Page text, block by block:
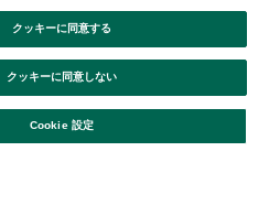
並び替え
ヌーンティー)公式オンラインストアで
は、
などの生活雑貨、紅茶・焼き菓子など、
品をご用意しています。
Cookie 設定
クッキーに同意しない
クッキーに同意する